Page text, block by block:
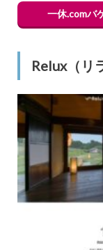
一休.comバ
Relux（リ